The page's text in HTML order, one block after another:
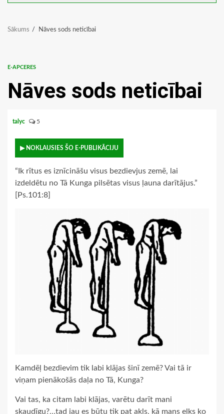
Sākums Nāves sods neticībai
E-APCERES
Nāves sods neticībai
talyc 5
▶ NOKLAUSIES ŠO E-PUBLIKĀCIJU
“Ik rītus es iznīcināšu visus bezdievjus zemē, lai
izdeldētu no Tā Kunga pilsētas visus ļauna darītājus.”
[Ps.101:8]
Kamdēļ bezdievim tik labi klājas šinī zemē? Vai tā ir
viņam pienākošās daļa no Tā, Kunga?
Vai tas, ka citam labi klājas, varētu darīt mani
skaudīgu?…tad jau es būtu tik pat akls, kā mans elks ko